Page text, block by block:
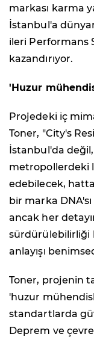
markası karma
İstanbul'a
ileri Performans
kazandırıyor.
'Huzur
Projedeki iç
Toner, "City's
İstanbul'da
metropollerdeki
edebilecek,
bir marka
ancak her
sürdürülebilirliği
anlayışı
Toner, projenin
'huzur
standartlarda
Deprem ve